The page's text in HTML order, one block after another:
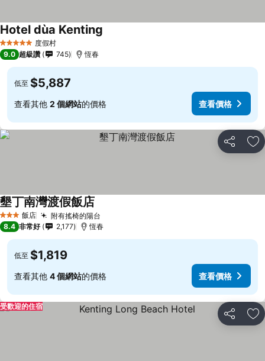
5 星級 度假村
Hotel dùa Kenting
9.0 超級讚 745 恆春
低至 $5,887
查看其他 2 個網站的價格 查看價格
分享 加
3 星級 飯店 附有搖椅的陽台
墾丁南灣渡假飯店
8.4 非常好 2,177 恆春
低至 $1,819
查看其他 4 個網站的價格 查看價格
分享 加
受歡迎的住宿